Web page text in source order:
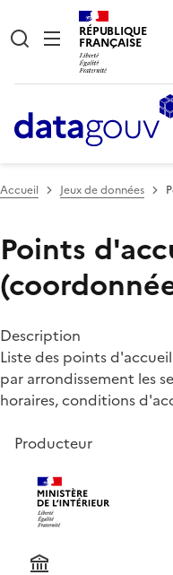
RÉPUBLIQUE
FRANÇAISE
Accueil Jeux de données
Points
Description
Liste des points
par arrondissement les
horaires, conditions
Producteur